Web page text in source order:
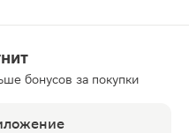
бонусов за покупки